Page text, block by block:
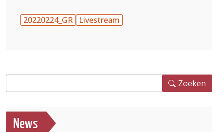
20220224_GR Livestream
Zoeken
News